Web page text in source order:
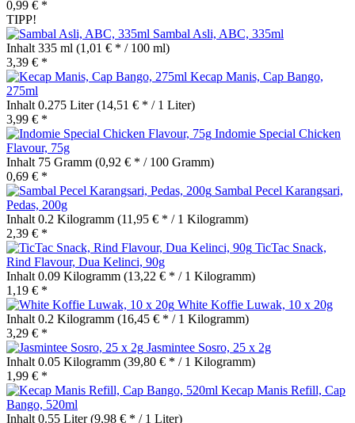
0,99 € *
TIPP!
Sambal Asli, ABC, 335ml
Inhalt 335 ml (1,01 € * / 100 ml)
3,39 € *
Kecap Manis, Cap Bango,
275ml
Inhalt 0.275 Liter(14,51 € * / 1 Liter)
3,99 € *
Indomie Special Chicken
Flavour, 75g
Inhalt 75 Gramm (0,92 € * / 100 Gramm)
0,69 € *
Sambal Pecel Karangsari,
Pedas, 200g
Inhalt 0.2 Kilogramm (11,95 € * / 1 Kilogramm)
2,39 € *
TicTac Snack,
Rind Flavour, Dua Kelinci, 90g
Inhalt 0.09 Kilogramm (13,22 € * / 1 Kilogramm)
1,19 € *
White Koffie Luwak, 10 x 20g
Inhalt 0.2 Kilogramm (16,45 € * / 1 Kilogramm)
3,29 € *
Jasmintee Sosro, 25 x 2g
Inhalt 0.05 Kilogramm (39,80 € * / 1 Kilogramm)
1,99 € *
Kecap Manis Refill, Cap
Bango, 520ml
Inhalt 0.55 Liter(9,98 € * / 1 Liter)